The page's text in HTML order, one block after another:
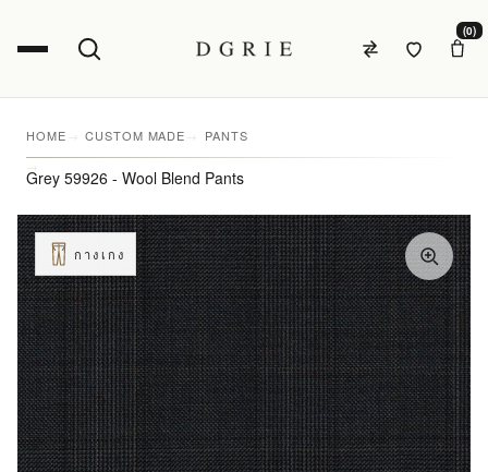
(0)
HOME CUSTOM MADE PANTS
Grey 59926 - Wool Blend Pants
กางเกง